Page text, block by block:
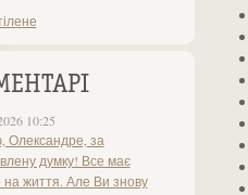
10:25
Олександре, за
думку! Все має
на життя. Але Ви знову